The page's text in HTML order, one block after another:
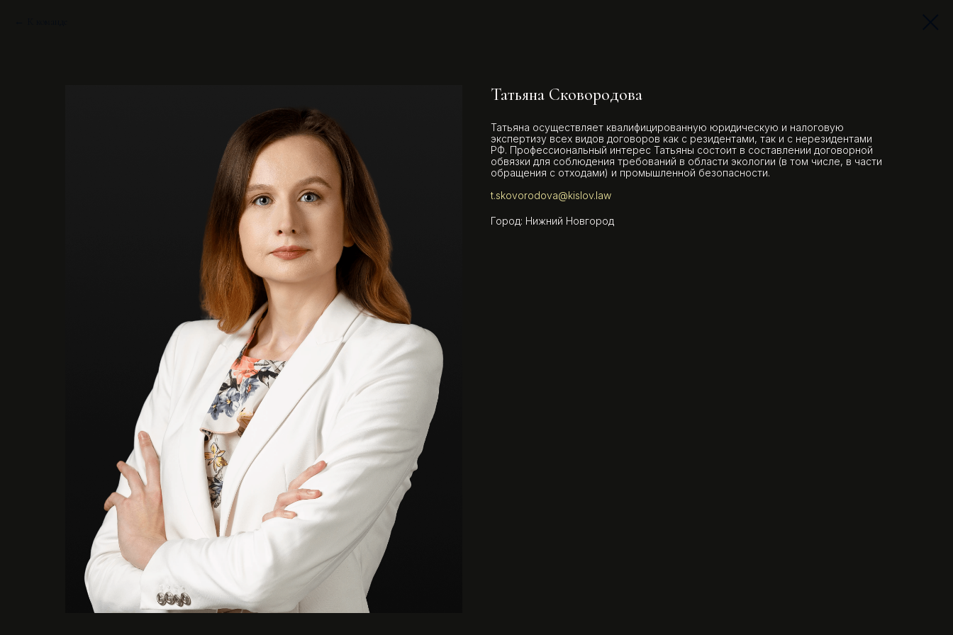
Татьяна Сковородова
Татьяна осуществляет квалифицированную юридическую и налоговую
экспертизу всех видов договоров как с резидентами, так и с нерезидентами
РФ. Профессиональный интерес Татьяны состоит в составлении договорной
обвязки для соблюдения требований в области экологии (в том числе, в части
обращения с отходами) и промышленной безопасности.
t.skovorodova@kislov.law
Город: Нижний Новгород